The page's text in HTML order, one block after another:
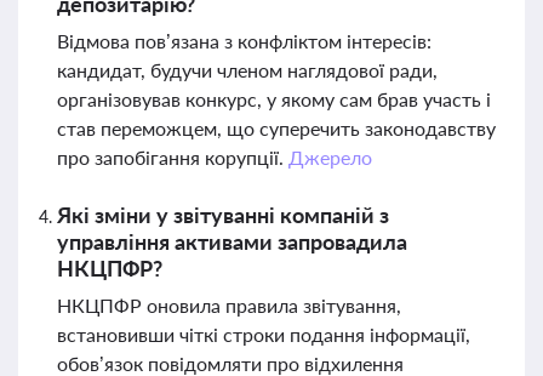
Відмова пов’язана з конфліктом інтересів:
кандидат, будучи членом наглядової ради,
організовував конкурс, у якому сам брав участь і
став переможцем, що суперечить законодавству
про запобігання корупції. Джерело
Які зміни у звітуванні компаній з
управління активами запровадила
НКЦПФР?
НКЦПФР оновила правила звітування,
встановивши чіткі строки подання інформації,
обов’язок повідомляти про відхилення